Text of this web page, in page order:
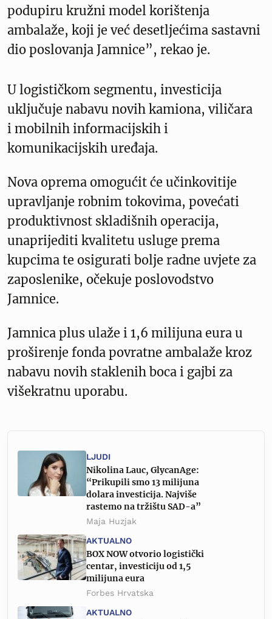
podupiru kružni model korištenja
ambalaže, koji je već desetljećima sastavni
dio poslovanja Jamnice”, rekao je.
U logističkom segmentu, investicija
uključuje nabavu novih kamiona, viličara
i mobilnih informacijskih i
komunikacijskih uređaja.
Nova oprema omogućit će učinkovitije
upravljanje robnim tokovima, povećati
produktivnost skladišnih operacija,
unaprijediti kvalitetu usluge prema
kupcima te osigurati bolje radne uvjete za
zaposlenike, očekuje poslovodstvo
Jamnice.
Jamnica plus ulaže i 1,6 milijuna eura u
proširenje fonda povratne ambalaže kroz
nabavu novih staklenih boca i gajbi za
višekratnu uporabu.
LJUDI
Nikolina Lauc, GlycanAge:
“Prikupili smo 13 milijuna
dolara investicija. Najviše
rastemo na tržištu SAD-a”
Maja Huzjak
AKTUALNO
BOX NOW otvorio logistički
centar, investiciju od 1,5
milijuna eura
Forbes Hrvatska
AKTUALNO